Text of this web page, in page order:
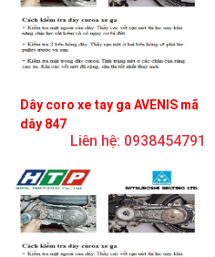
Dây coro xe tay ga AVENIS mã
dây 847
Liên hệ: 0938454791